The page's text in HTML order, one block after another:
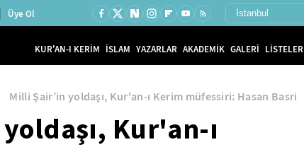
Üye Ol
KUR'AN-I KERİM İSLAM YAZARLAR AKADEMİK GALERİ LİSTELER
Milli Şair’in yoldaşı, Kur'an-ı Kerim müfessiri: Hasan Basri
Kur'an-ı